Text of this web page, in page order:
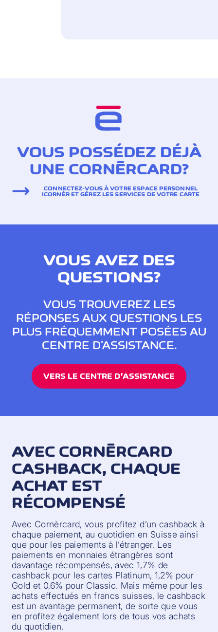
VOUS POSSÉDEZ DÉJÀ
UNE CORNÈRCARD?
CONNECTEZ-VOUS À VOTRE ESPACE PERSONNEL
ICORNÈR ET GÉREZ LES SERVICES DE VOTRE CARTE
VOUS AVEZ DES
QUESTIONS?
VOUS TROUVEREZ LES
RÉPONSES AUX QUESTIONS LES
PLUS FRÉQUEMMENT POSÉES AU
CENTRE D'ASSISTANCE.
VERS LE CENTRE D’ASSISTANCE
AVEC CORNÈRCARD
CASHBACK, CHAQUE
ACHAT EST
RÉCOMPENSÉ
Avec Cornèrcard, vous profitez d’un cashback à
chaque paiement, au quotidien en Suisse ainsi
que pour les paiements à l’étranger. Les
paiements en monnaies étrangères sont
davantage récompensés, avec 1,7% de
cashback pour les cartes Platinum, 1,2% pour
Gold et 0,6% pour Classic. Mais même pour les
achats effectués en francs suisses, le cashback
est un avantage permanent, de sorte que vous
en profitez également lors de tous vos achats
du quotidien.